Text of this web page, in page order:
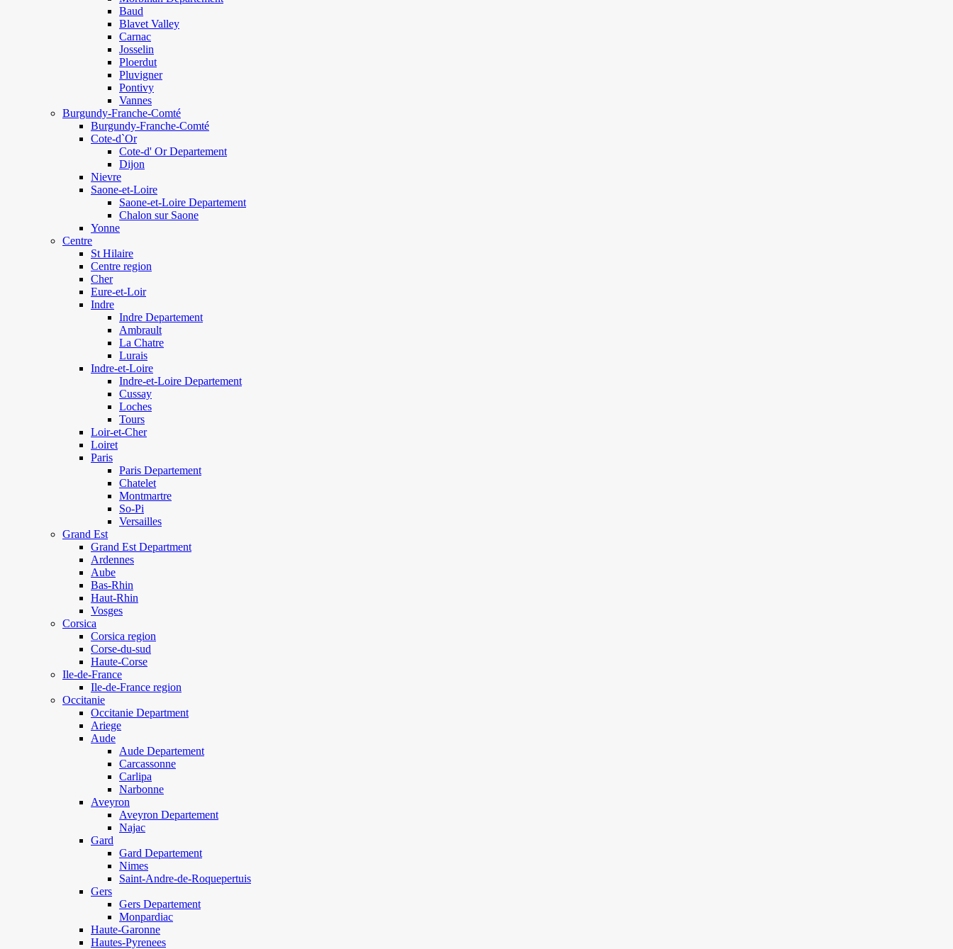
Baud
Blavet Valley
Carnac
Josselin
Ploerdut
Pluvigner
Pontivy
Vannes
Burgundy-Franche-Comté
Burgundy-Franche-Comté
Cote-d`Or
Cote-d' Or Departement
Dijon
Nievre
Saone-et-Loire
Saone-et-Loire Departement
Chalon sur Saone
Yonne
Centre
St Hilaire
Centre region
Cher
Eure-et-Loir
Indre
Indre Departement
Ambrault
La Chatre
Lurais
Indre-et-Loire
Indre-et-Loire Departement
Cussay
Loches
Tours
Loir-et-Cher
Loiret
Paris
Paris Departement
Chatelet
Montmartre
So-Pi
Versailles
Grand Est
Grand Est Department
Ardennes
Aube
Bas-Rhin
Haut-Rhin
Vosges
Corsica
Corsica region
Corse-du-sud
Haute-Corse
Ile-de-France
Ile-de-France region
Occitanie
Occitanie Department
Ariege
Aude
Aude Departement
Carcassonne
Carlipa
Narbonne
Aveyron
Aveyron Departement
Najac
Gard
Gard Departement
Nimes
Saint-Andre-de-Roquepertuis
Gers
Gers Departement
Monpardiac
Haute-Garonne
Hautes-Pyrenees